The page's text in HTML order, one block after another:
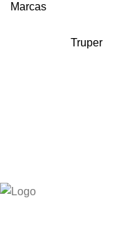
Marcas
Truper